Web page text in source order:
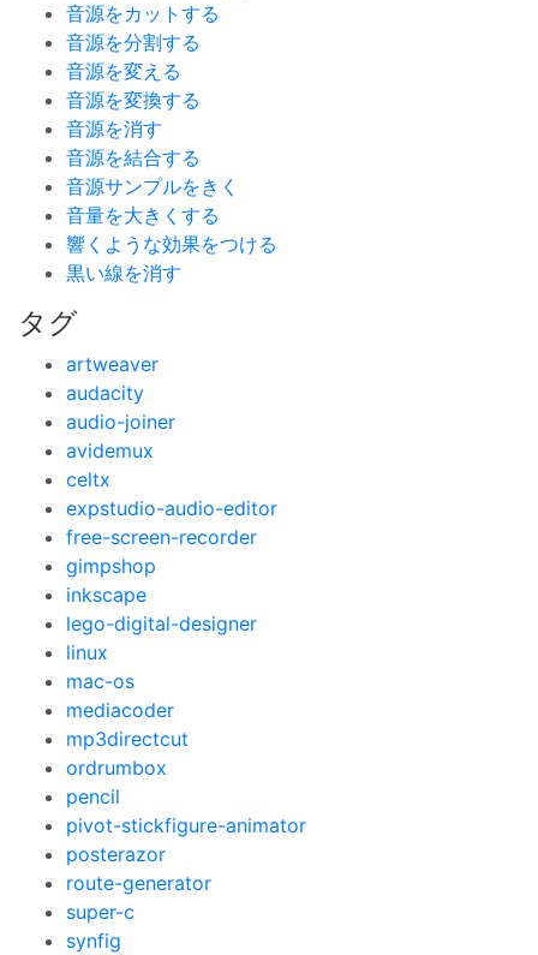
音源をカットする
音源を分割する
音源を変える
音源を変換する
音源を消す
音源を結合する
音源サンプルをきく
音量を大きくする
響くような効果をつける
黒い線を消す
タグ
artweaver
audacity
audio-joiner
avidemux
celtx
expstudio-audio-editor
free-screen-recorder
gimpshop
inkscape
lego-digital-designer
linux
mac-os
mediacoder
mp3directcut
ordrumbox
pencil
pivot-stickfigure-animator
posterazor
route-generator
super-c
synfig